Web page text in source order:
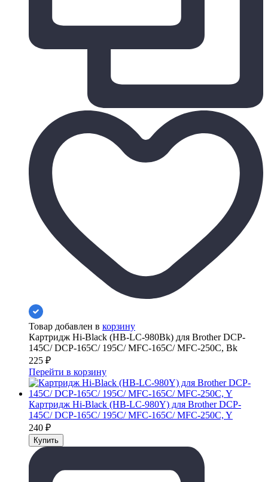
Товар добавлен в корзину
Картридж Hi-Black (HB-LC-980Bk) для Brother DCP-
145C/ DCP-165С/ 195C/ MFC-165C/ MFC-250C, Bk
225 ₽
Перейти в корзину
Картридж Hi-Black (HB-LC-980Y) для Brother DCP-
145C/ DCP-165С/ 195C/ MFC-165C/ MFC-250C, Y
240 ₽